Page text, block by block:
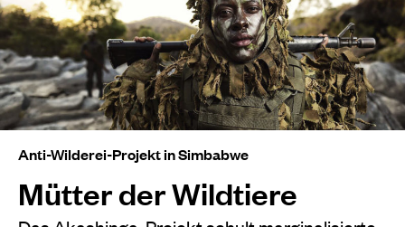
Anti-Wilderei-Projekt in Simbabwe
Mütter der Wildtiere